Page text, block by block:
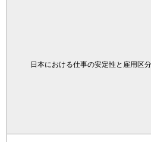
日本における仕事の安定性と雇用区